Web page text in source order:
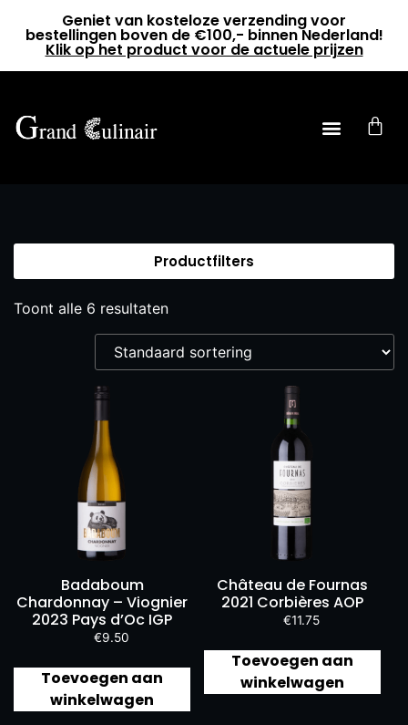
Geniet van kosteloze verzending voor
bestellingen boven de €100,- binnen Nederland!
Klik op het product voor de actuele prijzen
0
Productfilters
Toont alle 6 resultaten
Badaboum
Chardonnay – Viognier
2023 Pays d’Oc IGP
€9.50
Toevoegen aan
winkelwagen
Château de Fournas
2021 Corbières AOP
€11.75
Toevoegen aan
winkelwagen